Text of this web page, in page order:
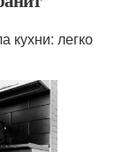
кухни: легко